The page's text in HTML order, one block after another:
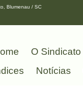
Blumenau / SC
O Sindicato
Notícias